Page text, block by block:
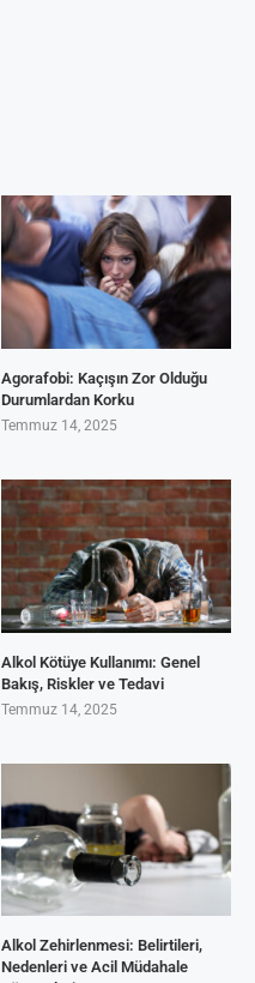
Agorafobi: Kaçışın Zor Olduğu
Durumlardan Korku
Temmuz 14, 2025
Alkol Kötüye Kullanımı: Genel
Bakış, Riskler ve Tedavi
Temmuz 14, 2025
Alkol Zehirlenmesi: Belirtileri,
Nedenleri ve Acil Müdahale